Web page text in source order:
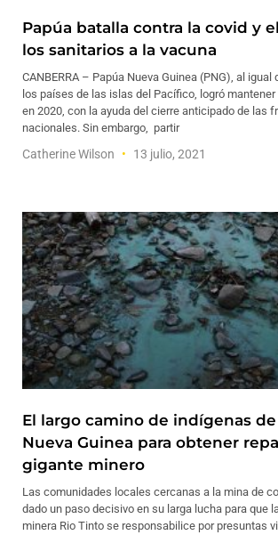
Papúa batalla contra la covid y
los sanitarios a la vacuna
CANBERRA – Papúa Nueva Guinea (PNG), al igual
los países de las islas del Pacífico, logró
en 2020, con la ayuda del cierre anticipado de las
nacionales. Sin embargo, partir
Catherine Wilson 13 julio, 2021
El largo camino de indígenas de
Nueva Guinea para obtener
gigante minero
Las comunidades locales cercanas a la mina de
dado un paso decisivo en su larga lucha para que
minera Rio Tinto se responsabilice por presuntas